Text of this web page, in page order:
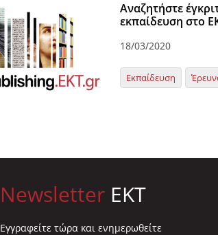
Αναζητήστε
εκπαίδευση στο
18/03/2020
Εκπαίδευση
Newsletter EKT
Eγγραφείτε τώρα και ενημερωθείτε